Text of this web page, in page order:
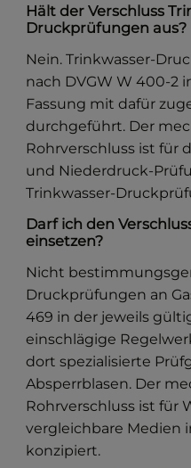
Hält der Verschluss
Druckprüfungen aus?
Nein. Trinkwasser-
nach DVGW W 400-2
Fassung mit dafür
durchgeführt. Der
Rohrverschluss ist für
und Niederdruck-
Trinkwasser-
Darf ich den
einsetzen?
Nicht
Druckprüfungen an
469 in der jeweils
einschlägige
dort spezialisierte
Absperrblasen. Der
Rohrverschluss ist für
vergleichbare Medien
konzipiert.